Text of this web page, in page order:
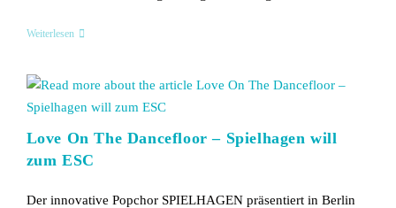
WeiterlesenAnders:
Love On The Dancefloor – Spielhagen will
zum ESC
Der innovative Popchor SPIELHAGEN präsentiert in Berlin